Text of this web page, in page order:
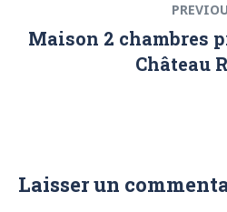
l’article
Maison 2 chambres
Château
Laisser un